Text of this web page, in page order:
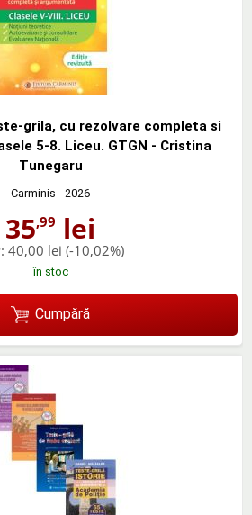
grila, cu rezolvare completa si
5-8. Liceu. GTGN - Cristina
Tunegaru
Carminis - 2026
35,99 lei
40,00 lei (-10,02%)
în stoc
Cumpără